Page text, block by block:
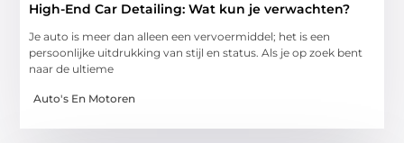
High-End Car Detailing: Wat kun je verwachten?
Je auto is meer dan alleen een vervoermiddel; het is een
persoonlijke uitdrukking van stijl en status. Als je op zoek bent
naar de ultieme
Auto's En Motoren